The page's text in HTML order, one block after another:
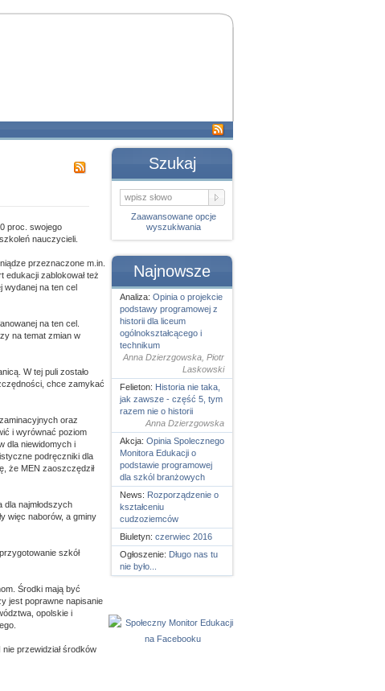
proc. swojego
nauczycieli.
przeznaczone m.in.
edukacji zablokował też
wydanej na ten cel
na ten cel.
na temat zmian w
W tej puli zostało
chce zamykać
oraz
i wyrównać poziom
dla niewidomych i
podręczniki dla
że MEN zaoszczędził
najmłodszych
więc naborów, a gminy
szkół
Środki mają być
jest poprawne napisanie
opolskie i
przewidział środków
Szukaj
Zaawansowane opcje
wyszukiwania
Najnowsze
Analiza: Opinia o projekcie
podstawy programowej z
historii dla liceum
ogólnokształcącego i
technikum
Anna Dzierzgowska, Piotr
Laskowski
Felieton: Historia nie taka,
jak zawsze - część 5, tym
razem nie o historii
Anna Dzierzgowska
Akcja: Opinia Spolecznego
Monitora Edukacji o
podstawie programowej
dla szkól branżowych
News: Rozporządzenie o
kształceniu
cudzoziemców
Biuletyn: czerwiec 2016
Ogłoszenie: Długo nas tu
nie było...